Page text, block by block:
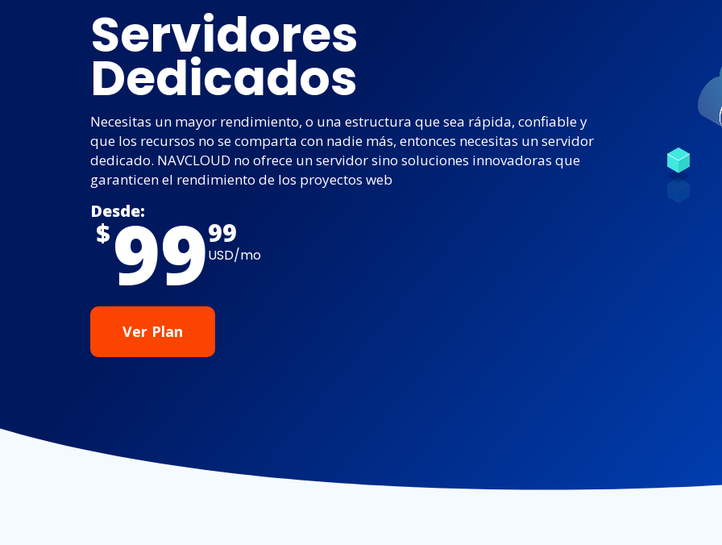
Servidores
Dedicados
Necesitas un mayor rendimiento, o una estructura que sea rápida, confiable y
que los recursos no se comparta con nadie más, entonces necesitas un servidor
dedicado. NAVCLOUD no ofrece un servidor sino soluciones innovadoras que
garanticen el rendimiento de los proyectos web
Desde:
$9999
USD/mo
Ver Plan